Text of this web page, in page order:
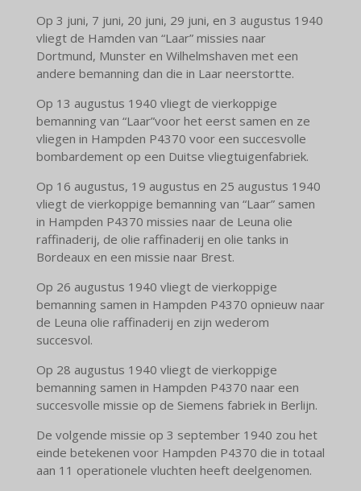
Op 3 juni, 7 juni, 20 juni, 29 juni, en 3 augustus 1940
vliegt de Hamden van “Laar” missies naar
Dortmund, Munster en Wilhelmshaven met een
andere bemanning dan die in Laar neerstortte.
Op 13 augustus 1940 vliegt de vierkoppige
bemanning van “Laar”voor het eerst samen en ze
vliegen in Hampden P4370 voor een succesvolle
bombardement op een Duitse vliegtuigenfabriek.
Op 16 augustus, 19 augustus en 25 augustus 1940
vliegt de vierkoppige bemanning van “Laar” samen
in Hampden P4370 missies naar de Leuna olie
raffinaderij, de olie raffinaderij en olie tanks in
Bordeaux en een missie naar Brest.
Op 26 augustus 1940 vliegt de vierkoppige
bemanning samen in Hampden P4370 opnieuw naar
de Leuna olie raffinaderij en zijn wederom
succesvol.
Op 28 augustus 1940 vliegt de vierkoppige
bemanning samen in Hampden P4370 naar een
succesvolle missie op de Siemens fabriek in Berlijn.
De volgende missie op 3 september 1940 zou het
einde betekenen voor Hampden P4370 die in totaal
aan 11 operationele vluchten heeft deelgenomen.